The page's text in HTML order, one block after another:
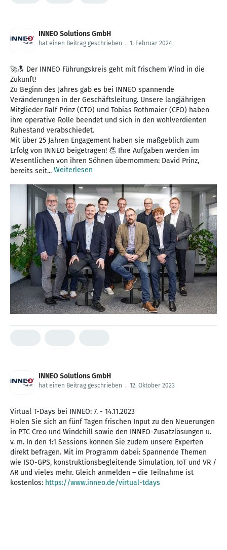
INNEO Solutions GmbH
hat einen Beitrag geschrieben . 1. Februar 2024
🚀🔝 Der INNEO Führungskreis geht mit frischem Wind in die
Zukunft!
Zu Beginn des Jahres gab es bei INNEO spannende
Veränderungen in der Geschäftsleitung. Unsere langjährigen
Mitglieder Ralf Prinz (CTO) und Tobias Rothmaier (CFO) haben
ihre operative Rolle beendet und sich in den wohlverdienten
Ruhestand verabschiedet.
Mit über 25 Jahren Engagement haben sie maßgeblich zum
Erfolg von INNEO beigetragen! 👏 Ihre Aufgaben werden im
Wesentlichen von ihren Söhnen übernommen: David Prinz,
bereits seit... Weiterlesen
INNEO Solutions GmbH
hat einen Beitrag geschrieben . 12. Oktober 2023
Virtual T-Days bei INNEO: 7. - 14.11.2023
Holen Sie sich an fünf Tagen frischen Input zu den Neuerungen
in PTC Creo und Windchill sowie den INNEO-Zusatzlösungen u.
v. m. In den 1:1 Sessions können Sie zudem unsere Experten
direkt befragen. Mit im Programm dabei: Spannende Themen
wie ISO-GPS, konstruktionsbegleitende Simulation, IoT und VR /
AR und vieles mehr. Gleich anmelden – die Teilnahme ist
kostenlos: https://www.inneo.de/virtual-tdays